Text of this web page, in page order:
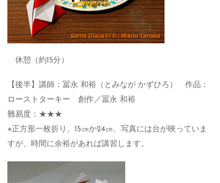
休憩（約15分）
【後半】講師：冨永 和裕（とみなが かずひろ） 作品：
ローストターキー 創作／冨永 和裕
難易度：★★★
※正方形一枚折り、15㎝か24㎝、写真には台が映っていま
すが、時間に余裕があれば講習します。